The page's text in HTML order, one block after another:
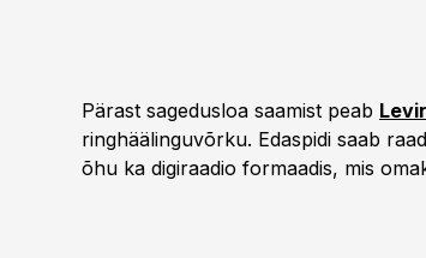
Pärast sagedusloa saamist peab
ringhäälinguvõrku. Edaspidi saab
õhu ka digiraadio formaadis, mis